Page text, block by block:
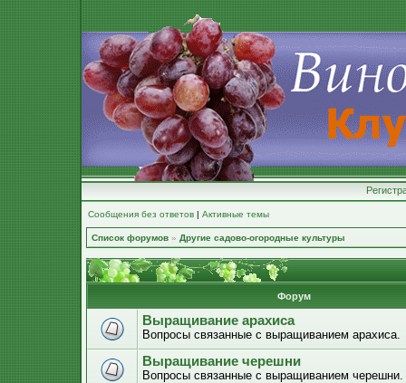
Сообщения без ответов | Активные темы
Список форумов » Другие садово-огородные культуры
Форум
Выращивание арахиса
Вопросы связанные с выращиванием арахиса.
Выращивание черешни
Вопросы связанные с выращиванием черешни.